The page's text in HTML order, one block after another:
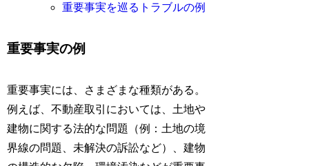
重要事実を巡るトラブルの例
重要事実の例
重要事実には、さまざまな種類がある。
例えば、不動産取引においては、土地や
建物に関する法的な問題（例：土地の境
界線の問題、未解決の訴訟など）、建物